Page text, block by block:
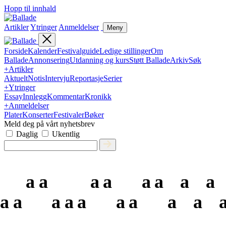
Hopp til innhald
ArtiklerYtringer Anmeldelser Meny
ForsideKalenderFestivalguideLedige stillingerOm
BalladeAnnonseringUtdanning og kursStøtt BalladeArkivSøk
+Artikler
AktueltNotisIntervjuReportasjeSerier
+Ytringer
EssayInnleggKommentarKronikk
+Anmeldelser
PlaterKonserterFestivalerBøker
Meld deg på vårt nyhetsbrev
Daglig
Ukentlig
a a
a